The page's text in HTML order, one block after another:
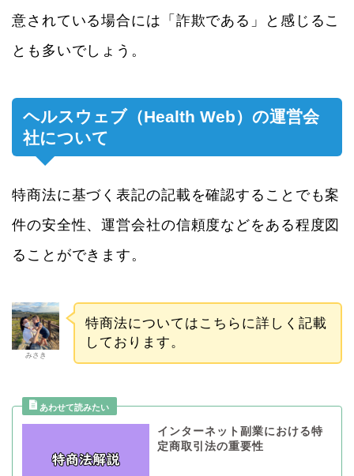
意されている場合には「詐欺である」と感じるこ
とも多いでしょう。
ヘルスウェブ（Health Web）の運営会
社について
特商法に基づく表記の記載を確認することでも案
件の安全性、運営会社の信頼度などをある程度図
ることができます。
みさき
特商法についてはこちらに詳しく記載
しております。
インターネット副業における特
定商取引法の重要性